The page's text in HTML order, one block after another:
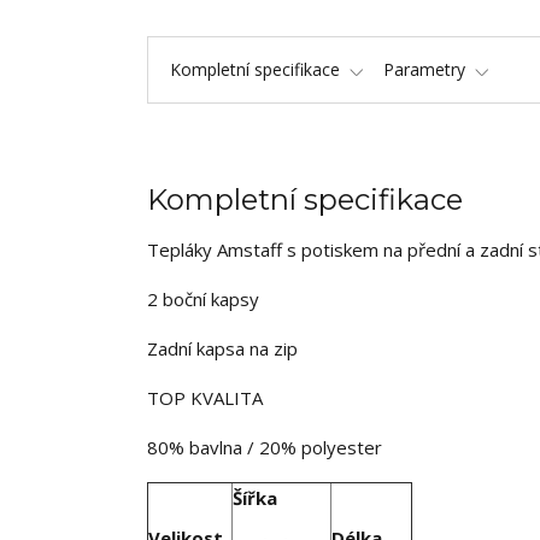
Kompletní specifikace Parametry
Kompletní specifikace
Tepláky Amstaff s potiskem na přední a zadní
2 boční kapsy
Zadní kapsa na zip
TOP KVALITA
80% bavlna / 20% polyester
Šířka